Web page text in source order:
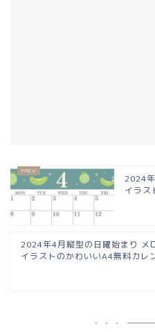
2024
イラス
2024年4月縦型の日曜始まり メ
イラストのかわいいA4無料カレ